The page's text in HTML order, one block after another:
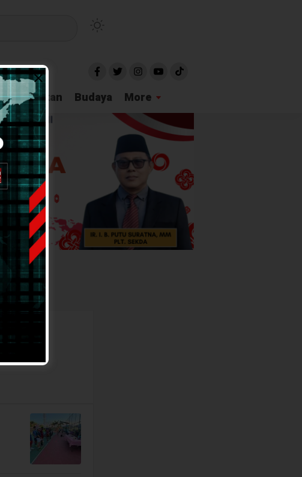
Pendidikan Budaya More